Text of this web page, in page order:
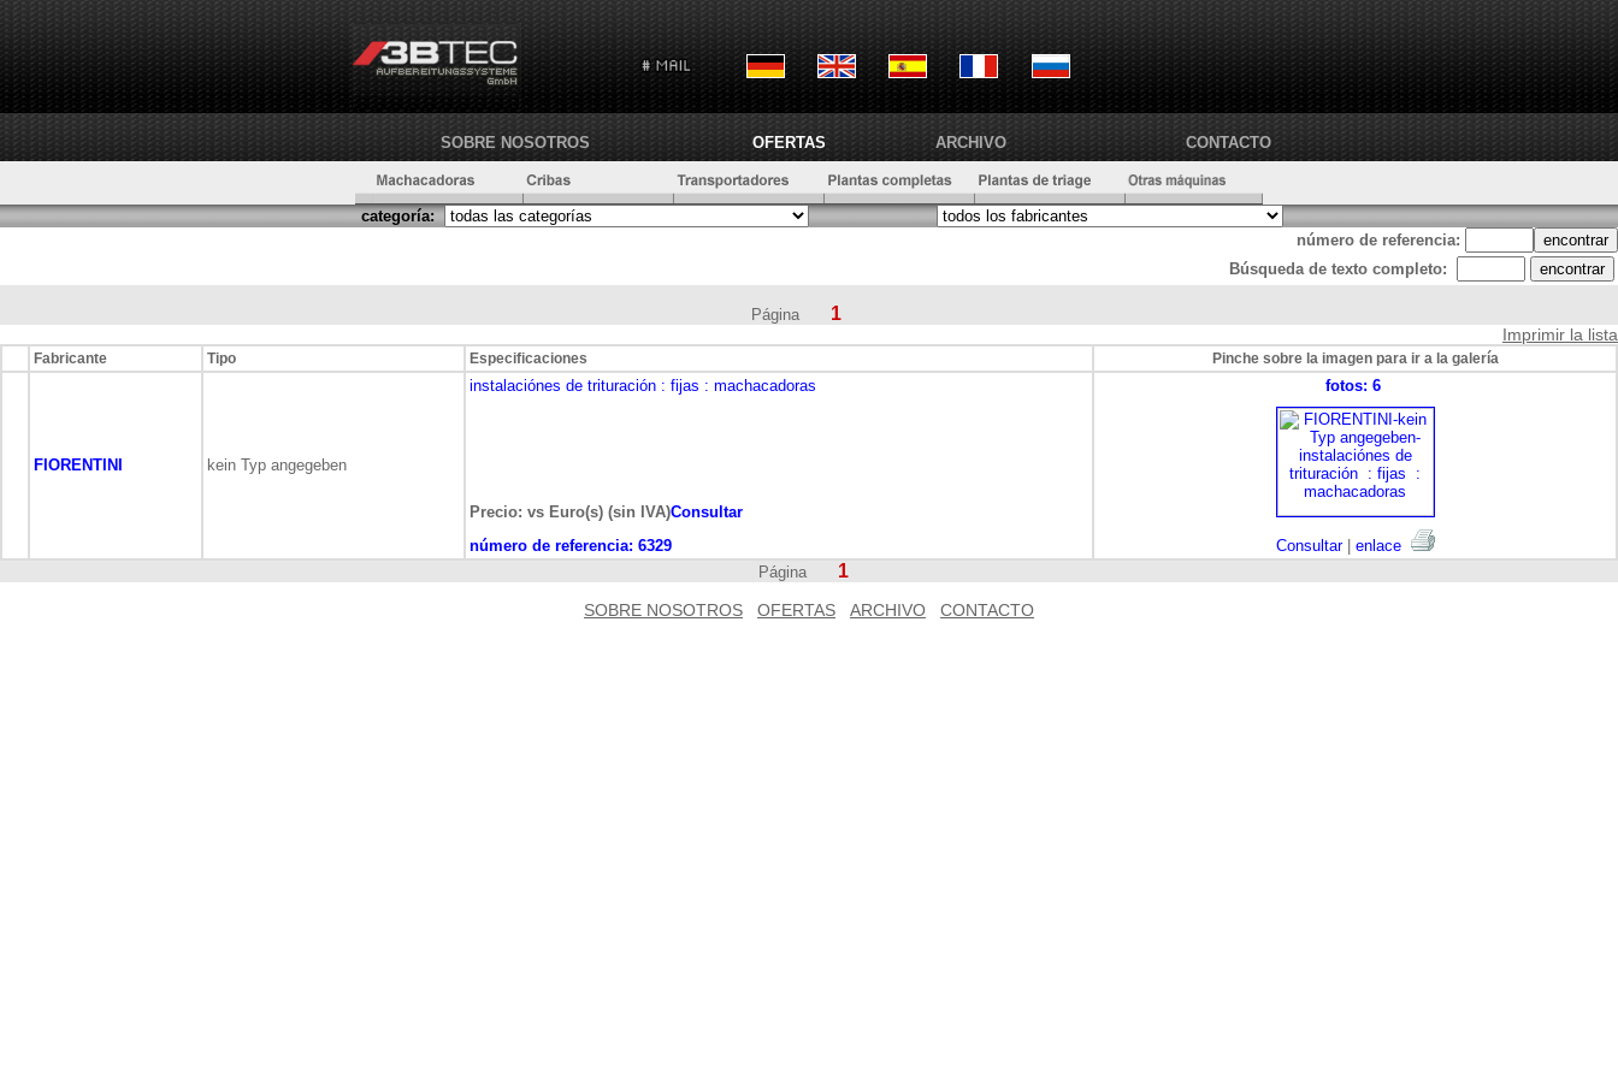
SOBRE NOSOTROS OFERTAS ARCHIVO CONTACTO
categoría:
número de referencia:
Búsqueda de texto completo:
Página 1
Imprimir la lista
Fabricante Tipo Especificaciones Pinche sobre la imagen para ir a la galería
FIORENTINI kein Typ angegeben
instalaciónes de trituración : fijas : machacadoras
Precio: vs Euro(s) (sin IVA)Consultar
número de referencia: 6329
fotos: 6
Consultar| enlace
Página
1
SOBRE NOSOTROS OFERTAS ARCHIVO CONTACTO